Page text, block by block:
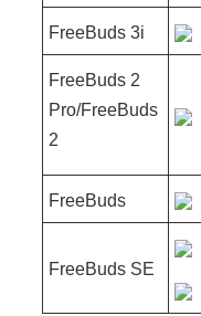
FreeBuds 3i
FreeBuds 2
Pro/FreeBuds
2
FreeBuds
FreeBuds SE